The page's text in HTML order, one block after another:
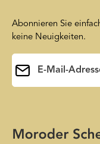
Abonnieren Sie
keine Neuigkeiten.
Datenschutzerklärung